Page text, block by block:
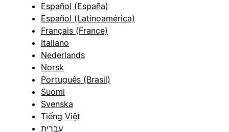
Español (España)
Español (Latinoamérica)
Français (France)
Italiano
Nederlands
Norsk
Português (Brasil)
Suomi
Svenska
Tiếng Việt
עברית